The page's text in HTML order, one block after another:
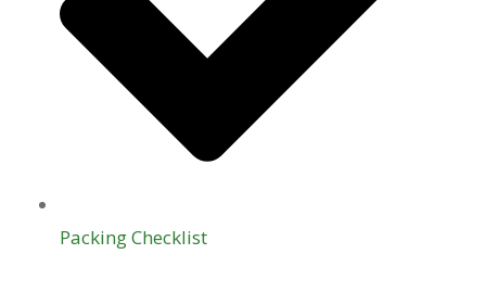
Packing Checklist